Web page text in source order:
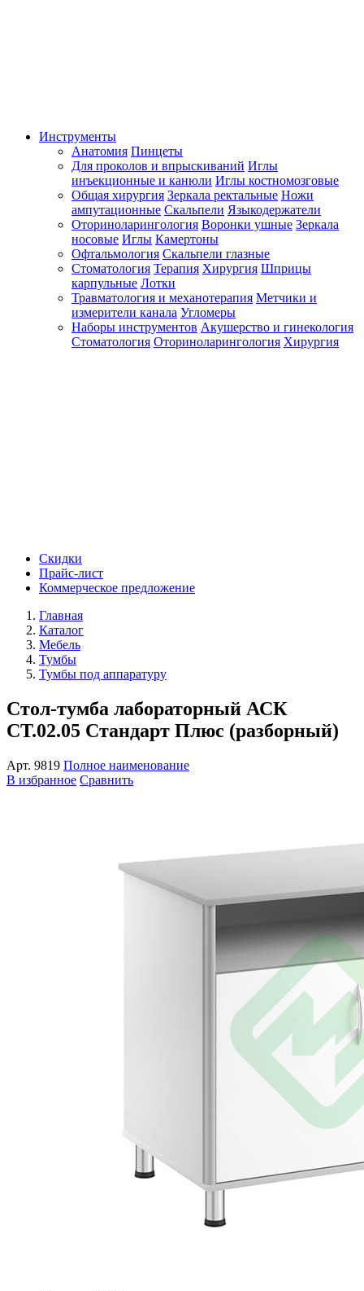
Инструменты
Анатомия Пинцеты
Для проколов и впрыскиваний Иглы
инъекционные и канюли Иглы костномозговые
Общая хирургия Зеркала ректальные Ножи
ампутационные Скальпели Языкодержатели
Оториноларингология Воронки ушные Зеркала
носовые Иглы Камертоны
Офтальмология Скальпели глазные
Стоматология Терапия Хирургия Шприцы
карпульные Лотки
Травматология и механотерапия Метчики и
измерители канала Угломеры
Наборы инструментов Акушерство и гинекология
Стоматология Оториноларингология Хирургия
Скидки
Прайс-лист
Коммерческое предложение
Главная
Каталог
Мебель
Тумбы
Тумбы под аппаратуру
Стол-тумба лабораторный АСК
СТ.02.05 Стандарт Плюс (разборный)
Арт. 9819 Полное наименование
В избранное Сравнить